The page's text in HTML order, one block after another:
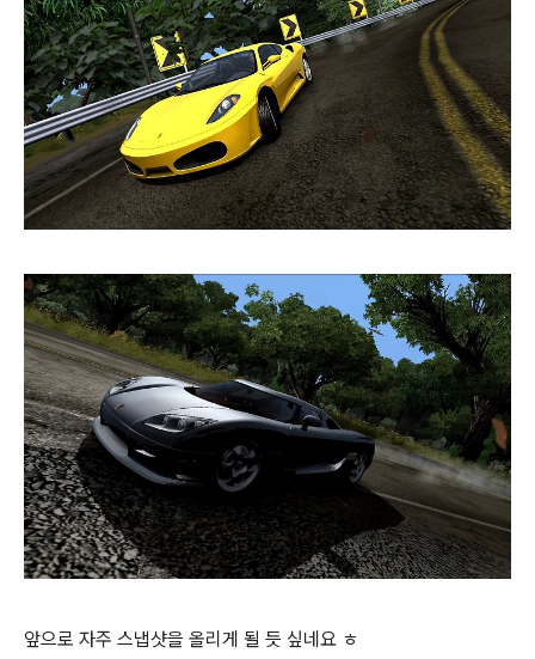
앞으로 자주 스냅샷을 올리게 될 듯 싶네요 ㅎ